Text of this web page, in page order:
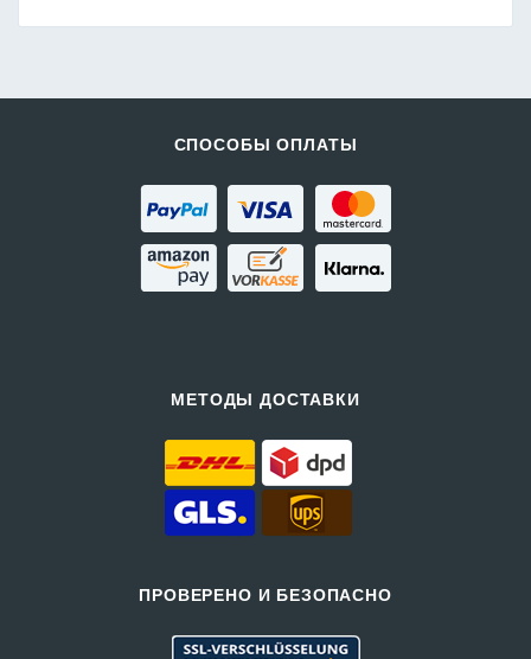
СПОСОБЫ ОПЛАТЫ
МЕТОДЫ ДОСТАВКИ
ПРОВЕРЕНО И БЕЗОПАСНО